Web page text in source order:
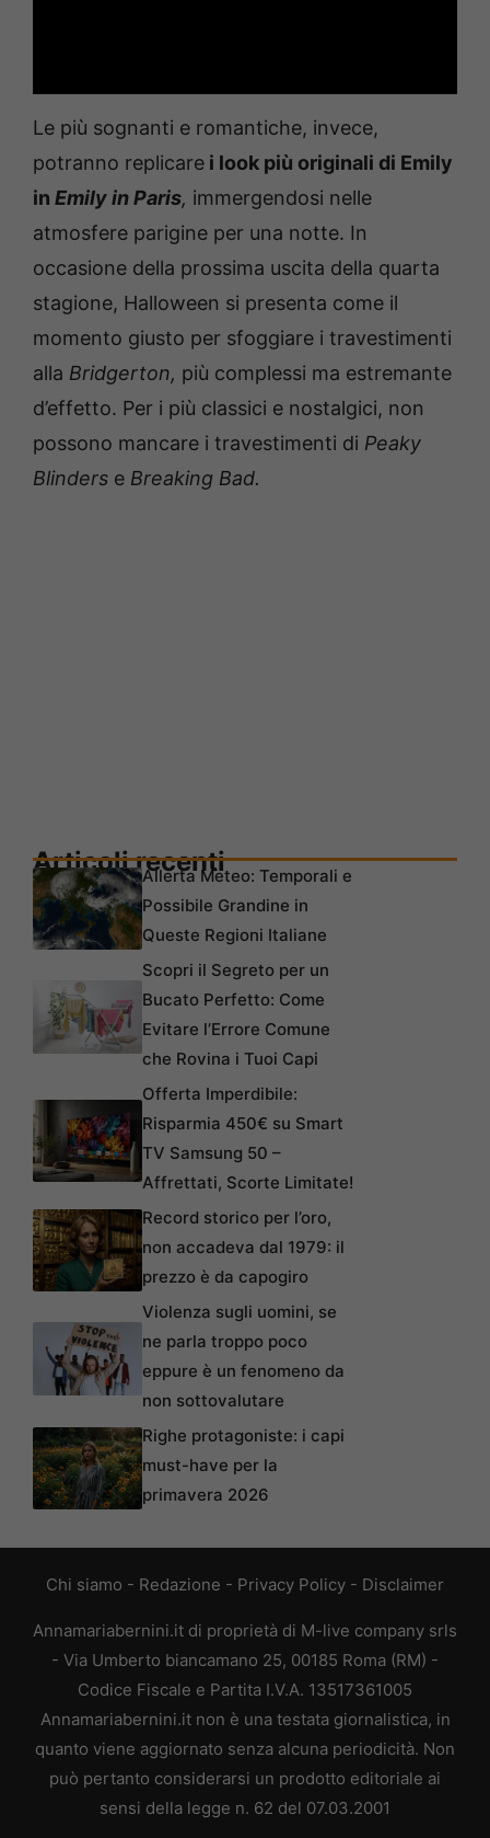
Le più sognanti e romantiche, invece,
potranno replicare i look più originali di Emily
in Emily in Paris, immergendosi nelle
atmosfere parigine per una notte. In
occasione della prossima uscita della quarta
stagione, Halloween si presenta come il
momento giusto per sfoggiare i travestimenti
alla Bridgerton, più complessi ma estremante
d’effetto. Per i più classici e nostalgici, non
possono mancare i travestimenti di Peaky
Blinders e Breaking Bad.
Articoli recentiAllerta Meteo: Temporali e
Possibile Grandine in
Queste Regioni Italiane
Scopri il Segreto per un
Bucato Perfetto: Come
Evitare l’Errore Comune
che Rovina i Tuoi Capi
Offerta Imperdibile:
Risparmia 450€ su Smart
TV Samsung 50 –
Affrettati, Scorte Limitate!
Record storico per l’oro,
non accadeva dal 1979: il
prezzo è da capogiro
Violenza sugli uomini, se
ne parla troppo poco
eppure è un fenomeno da
non sottovalutare
Righe protagoniste: i capi
must-have per la
primavera 2026
Chi siamo - Redazione - Privacy Policy - Disclaimer
Annamariabernini.it di proprietà di M-live company srls
- Via Umberto biancamano 25, 00185 Roma (RM) -
Codice Fiscale e Partita I.V.A. 13517361005
Annamariabernini.it non è una testata giornalistica, in
quanto viene aggiornato senza alcuna periodicità. Non
può pertanto considerarsi un prodotto editoriale ai
sensi della legge n. 62 del 07.03.2001